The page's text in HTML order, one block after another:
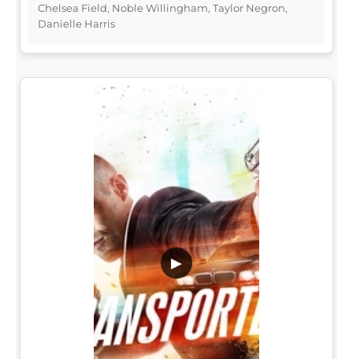
Chelsea Field, Noble Willingham, Taylor Negron,
Danielle Harris
▶